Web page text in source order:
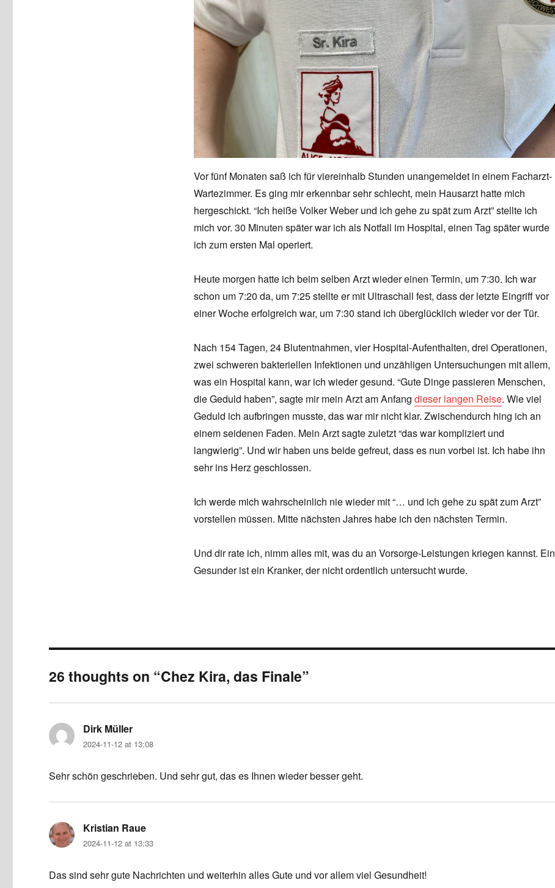
Vor fünf Monaten saß ich für viereinhalb Stunden unangemeldet in einem Facharzt-
Wartezimmer. Es ging mir erkennbar sehr schlecht, mein Hausarzt hatte mich
hergeschickt. “Ich heiße Volker Weber und ich gehe zu spät zum Arzt” stellte ich
mich vor. 30 Minuten später war ich als Notfall im Hospital, einen Tag später wurde
ich zum ersten Mal operiert.
Heute morgen hatte ich beim selben Arzt wieder einen Termin, um 7:30. Ich war
schon um 7:20 da, um 7:25 stellte er mit Ultraschall fest, dass der letzte Eingriff vor
einer Woche erfolgreich war, um 7:30 stand ich überglücklich wieder vor der Tür.
Nach 154 Tagen, 24 Blutentnahmen, vier Hospital-Aufenthalten, drei Operationen,
zwei schweren bakteriellen Infektionen und unzähligen Untersuchungen mit allem,
was ein Hospital kann, war ich wieder gesund. “Gute Dinge passieren Menschen,
die Geduld haben”, sagte mir mein Arzt am Anfang dieser langen Reise. Wie viel
Geduld ich aufbringen musste, das war mir nicht klar. Zwischendurch hing ich an
einem seidenen Faden. Mein Arzt sagte zuletzt “das war kompliziert und
langwierig”. Und wir haben uns beide gefreut, dass es nun vorbei ist. Ich habe ihn
sehr ins Herz geschlossen.
Ich werde mich wahrscheinlich nie wieder mit “… und ich gehe zu spät zum Arzt”
vorstellen müssen. Mitte nächsten Jahres habe ich den nächsten Termin.
Und dir rate ich, nimm alles mit, was du an Vorsorge-Leistungen kriegen kannst. Ein
Gesunder ist ein Kranker, der nicht ordentlich untersucht wurde.
26 thoughts on “Chez Kira, das Finale”
Dirk Müller
2024-11-12 at 13:08
Sehr schön geschrieben. Und sehr gut, das es Ihnen wieder besser geht.
Kristian Raue
2024-11-12 at 13:33
Das sind sehr gute Nachrichten und weiterhin alles Gute und vor allem viel Gesundheit!